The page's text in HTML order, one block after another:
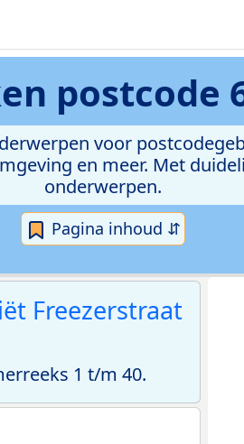
postcode
voor
en meer. Met
onderwerpen.
Pagina inhoud ⇵
Freezerstraat
1 t/m 40.